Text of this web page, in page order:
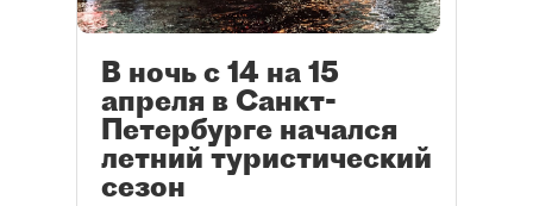
В ночь с 14 на 15
апреля в Санкт-
Петербурге начался
летний туристический
сезон